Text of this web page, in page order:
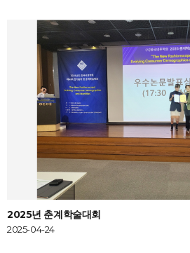
2025년 춘계학술대회
2025-04-24